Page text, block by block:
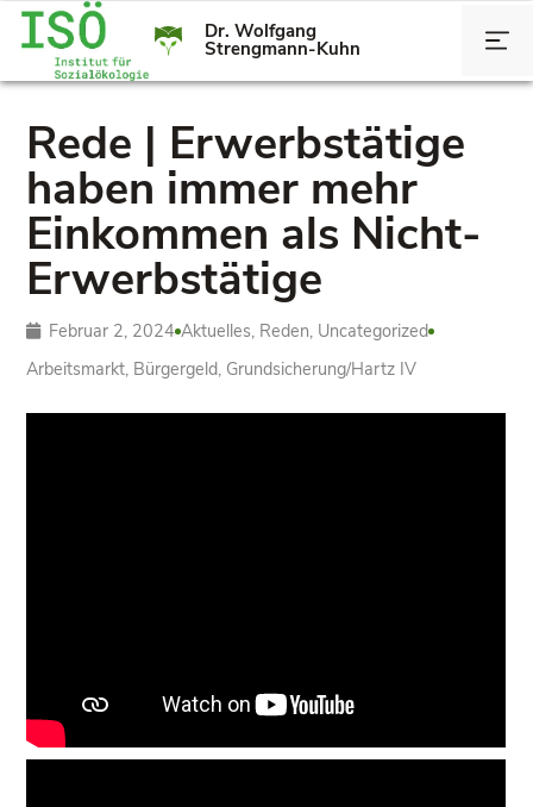
Dr. Wolfgang
Strengmann-Kuhn
Rede | Erwerbstätige
haben immer mehr
Einkommen als Nicht-
Erwerbstätige
Februar 2, 2024 Aktuelles, Reden, Uncategorized
Arbeitsmarkt, Bürgergeld, Grundsicherung/­Hartz IV